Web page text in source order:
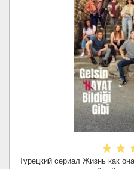
Турецкий сериал Жизнь как